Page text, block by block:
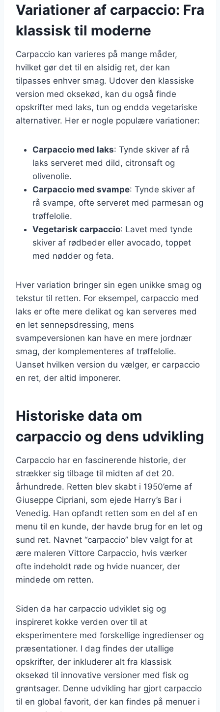
Variationer af carpaccio: Fra
klassisk til moderne
Carpaccio kan varieres på mange måder,
hvilket gør det til en alsidig ret, der kan
tilpasses enhver smag. Udover den klassiske
version med oksekød, kan du også finde
opskrifter med laks, tun og endda vegetariske
alternativer. Her er nogle populære variationer:
Carpaccio med laks: Tynde skiver af rå
laks serveret med dild, citronsaft og
olivenolie.
Carpaccio med svampe: Tynde skiver af
rå svampe, ofte serveret med parmesan og
trøffelolie.
Vegetarisk carpaccio: Lavet med tynde
skiver af rødbeder eller avocado, toppet
med nødder og feta.
Hver variation bringer sin egen unikke smag og
tekstur til retten. For eksempel, carpaccio med
laks er ofte mere delikat og kan serveres med
en let sennepsdressing, mens
svampeversionen kan have en mere jordnær
smag, der komplementeres af trøffelolie.
Uanset hvilken version du vælger, er carpaccio
en ret, der altid imponerer.
Historiske data om
carpaccio og dens udvikling
Carpaccio har en fascinerende historie, der
strækker sig tilbage til midten af det 20.
århundrede. Retten blev skabt i 1950’erne af
Giuseppe Cipriani, som ejede Harry’s Bar i
Venedig. Han opfandt retten som en del af en
menu til en kunde, der havde brug for en let og
sund ret. Navnet “carpaccio” blev valgt for at
ære maleren Vittore Carpaccio, hvis værker
ofte indeholdt røde og hvide nuancer, der
mindede om retten.
Siden da har carpaccio udviklet sig og
inspireret kokke verden over til at
eksperimentere med forskellige ingredienser og
præsentationer. I dag findes der utallige
opskrifter, der inkluderer alt fra klassisk
oksekød til innovative versioner med fisk og
grøntsager. Denne udvikling har gjort carpaccio
til en global favorit, der kan findes på menuer i